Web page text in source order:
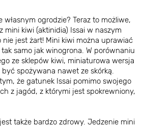
własnym ogrodzie? Teraz to możliwe,
mini kiwi (aktinidia) Issai w naszym
nie jest żart! Mini kiwi można uprawiać
samo jak winogrona. W porównaniu
ze sklepów kiwi, miniaturowa wersja
być spożywana nawet ze skórką.
że gatunek Issai pomimo swojego
z jagód, z którymi jest spokrewniony,
także bardzo zdrowy. Jedzenie mini